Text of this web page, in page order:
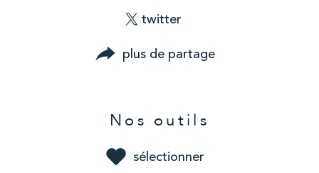
twitter
plus de partage
Nos outils
sélectionner